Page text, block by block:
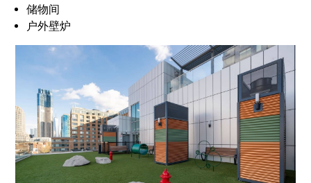
储物间
户外壁炉